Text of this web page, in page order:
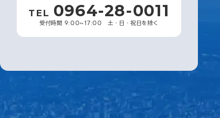
TEL 0964-28-0011
受付時間 9:00~17:00 土・日・祝日を除く